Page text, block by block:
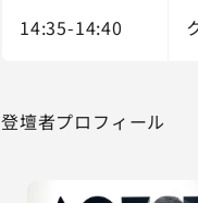
14:35-14:40
登壇者プロフィール